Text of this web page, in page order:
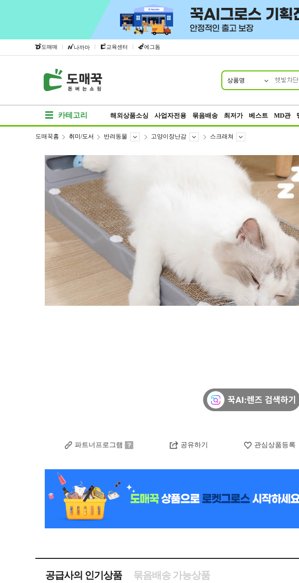
도매매 | 나까마 | 교육센터 | 에그돔
상품명
카테고리 해외상품소싱 사업자전용 묶음배송 최저가 베스트 MD관
도매꾹홈 취미/도서 반려동물 고양이장난감 스크래쳐
파트너프로그램 공유하기 관심상품등록
공급사의 인기상품 묶음배송 가능상품